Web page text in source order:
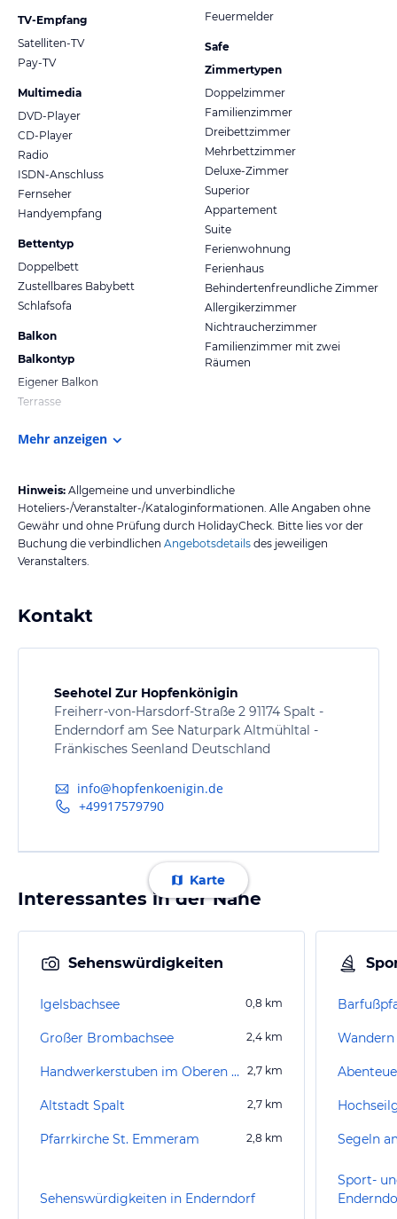
TV-Empfang
Satelliten-TV
Pay-TV
Multimedia
DVD-Player
CD-Player
Radio
ISDN-Anschluss
Fernseher
Handyempfang
Bettentyp
Doppelbett
Zustellbares Babybett
Schlafsofa
Balkon
Balkontyp
Eigener Balkon
Terrasse
Feuermelder
Safe
Zimmertypen
Doppelzimmer
Familienzimmer
Dreibettzimmer
Mehrbettzimmer
Deluxe-Zimmer
Superior
Appartement
Suite
Ferienwohnung
Ferienhaus
Behindertenfreundliche Zimmer
Allergikerzimmer
Nichtraucherzimmer
Familienzimmer mit zwei
Räumen
Mehr anzeigen
Hinweis: Allgemeine und unverbindliche
Hoteliers-/Veranstalter-/Kataloginformationen. Alle Angaben ohne
Gewähr und ohne Prüfung durch HolidayCheck. Bitte lies vor der
Buchung die verbindlichen Angebotsdetails des jeweiligen
Veranstalters.
Kontakt
Seehotel Zur Hopfenkönigin
Freiherr-von-Harsdorf-Straße 2 91174 Spalt -
Enderndorf am See Naturpark Altmühltal -
Fränkisches Seenland Deutschland
info@hopfenkoenigin.de
+49917579790
Karte
Interessantes in der Nähe
Sehenswürdigkeiten
Igelsbachsee 0,8 km
Großer Brombachsee 2,4 km
Handwerkerstuben im Oberen Torturm 2,7 km
Altstadt Spalt 2,7 km
Pfarrkirche St. Emmeram 2,8 km
Sehenswürdigkeiten in Enderndorf
Sport-